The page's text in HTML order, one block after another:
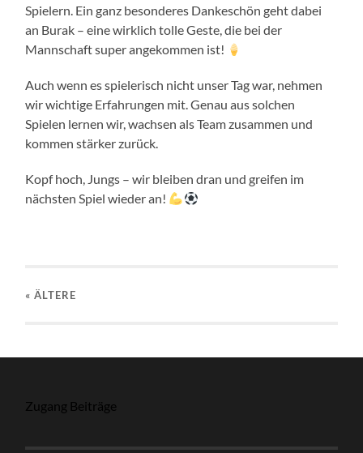
Spielern. Ein ganz besonderes Dankeschön geht dabei
an Burak – eine wirklich tolle Geste, die bei der
Mannschaft super angekommen ist!
Auch wenn es spielerisch nicht unser Tag war, nehmen
wir wichtige Erfahrungen mit. Genau aus solchen
Spielen lernen wir, wachsen als Team zusammen und
kommen stärker zurück.
Kopf hoch, Jungs – wir bleiben dran und greifen im
nächsten Spiel wieder an!
« ÄLTERE
Zugang Beiträge